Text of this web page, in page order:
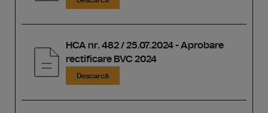
HCA nr. 482 / 25.07.2024 - Aprobare
rectificare BVC 2024
Descarcă